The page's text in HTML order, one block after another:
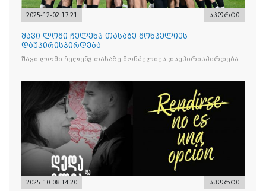
2025-12-02 17:21 სპორტი
შავი ლომი ჩელენჯ თასაზე მონპელიეს
დაუპირისპირდება
შავი ლომი ჩელენჯ თასაზე მონპელიეს დაუპირისპირდება
2025-10-08 14:20 სპორტი